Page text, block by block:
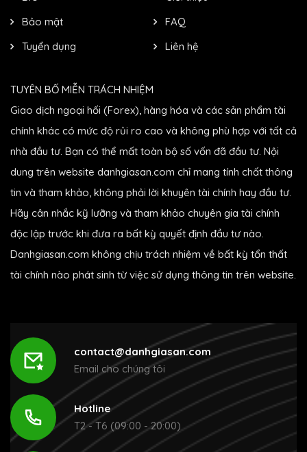
Bảo mật
FAQ
Tuyển dụng
Liên hệ
TUYÊN BỐ MIỄN TRÁCH NHIỆM
Giao dịch ngoại hối (Forex), hàng hóa và các sản phẩm tài
chính khác có mức độ rủi ro cao và không phù hợp với tất cả
nhà đầu tư. Bạn có thể mất toàn bộ số vốn đã đầu tư. Nội
dung trên website danhgiasan.com chỉ mang tính chất thông
tin và tham khảo, không phải lời khuyên tài chính hay đầu tư.
Hãy cân nhắc kỹ lưỡng và tham khảo chuyên gia tài chính
độc lập trước khi đưa ra bất kỳ quyết định đầu tư nào.
Danhgiasan.com không chịu trách nhiệm về bất kỳ tổn thất
tài chính nào phát sinh từ việc sử dụng thông tin trên website.
contact@danhgiasan.com
Email cho chúng tôi
Hotline
T2 - T6 (09:00 - 20:00)